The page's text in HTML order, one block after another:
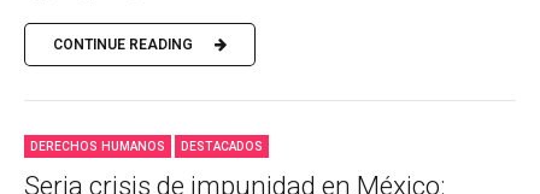
CONTINUE READING
DERECHOS HUMANOS DESTACADOS
Seria crisis de impunidad en México: